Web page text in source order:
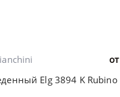
от
Elg 3894 K Rubino